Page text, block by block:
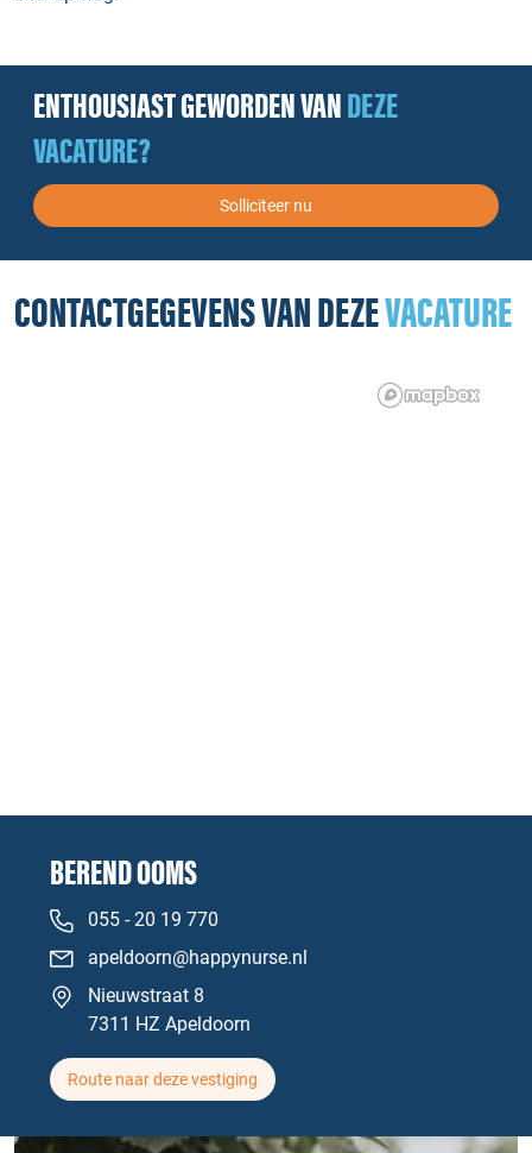
ENTHOUSIAST GEWORDEN VANDEZE
VACATURE?
Solliciteer nu
CONTACTGEGEVENS VAN DEZEVACATURE
BEREND OOMS
055 - 20 19 770
apeldoorn@happynurse.nl
Nieuwstraat 8
7311 HZ Apeldoorn
Route naar deze vestiging